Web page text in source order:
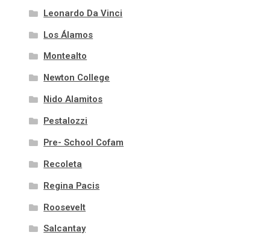
Leonardo Da Vinci
Los Álamos
Montealto
Newton College
Nido Alamitos
Pestalozzi
Pre- School Cofam
Recoleta
Regina Pacis
Roosevelt
Salcantay